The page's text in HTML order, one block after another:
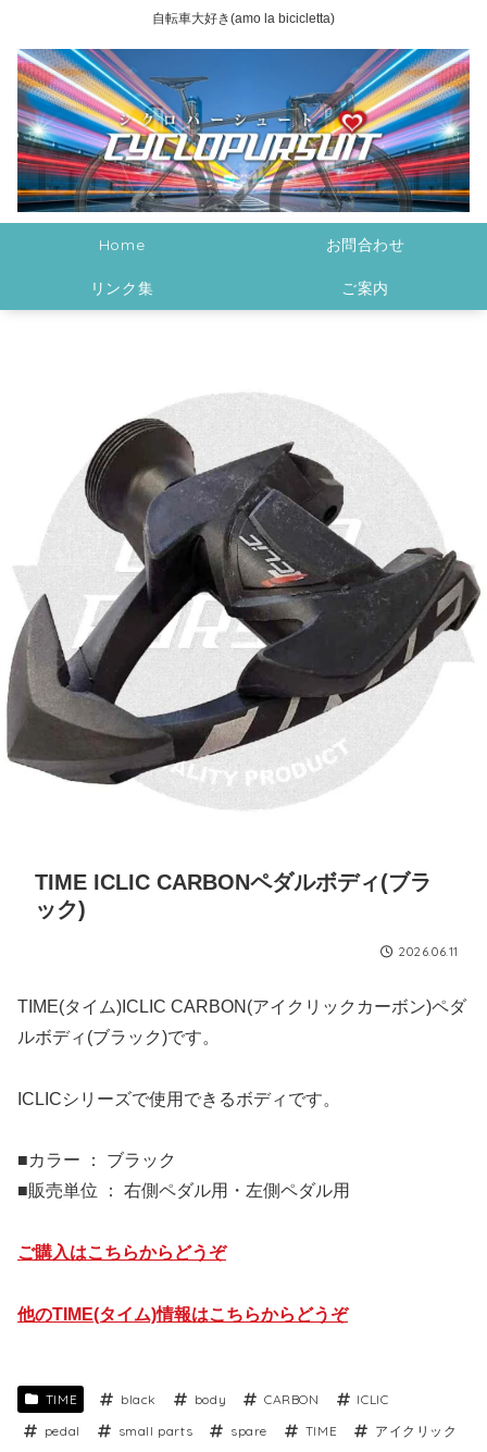
自転車大好き(amo la bicicletta)
Home お問合わせ
リンク集 ご案内
TIME ICLIC CARBONペダルボディ(ブラ
ック)
2026.06.11
TIME(タイム)ICLIC CARBON(アイクリックカーボン)ペダ
ルボディ(ブラック)です。
ICLICシリーズで使用できるボディです。
■カラー ： ブラック
■販売単位 ： 右側ペダル用・左側ペダル用
ご購入はこちらからどうぞ
他のTIME(タイム)情報はこちらからどうぞ
TIME black body CARBON
ICLIC
pedal
small parts spare TIME
アイクリック